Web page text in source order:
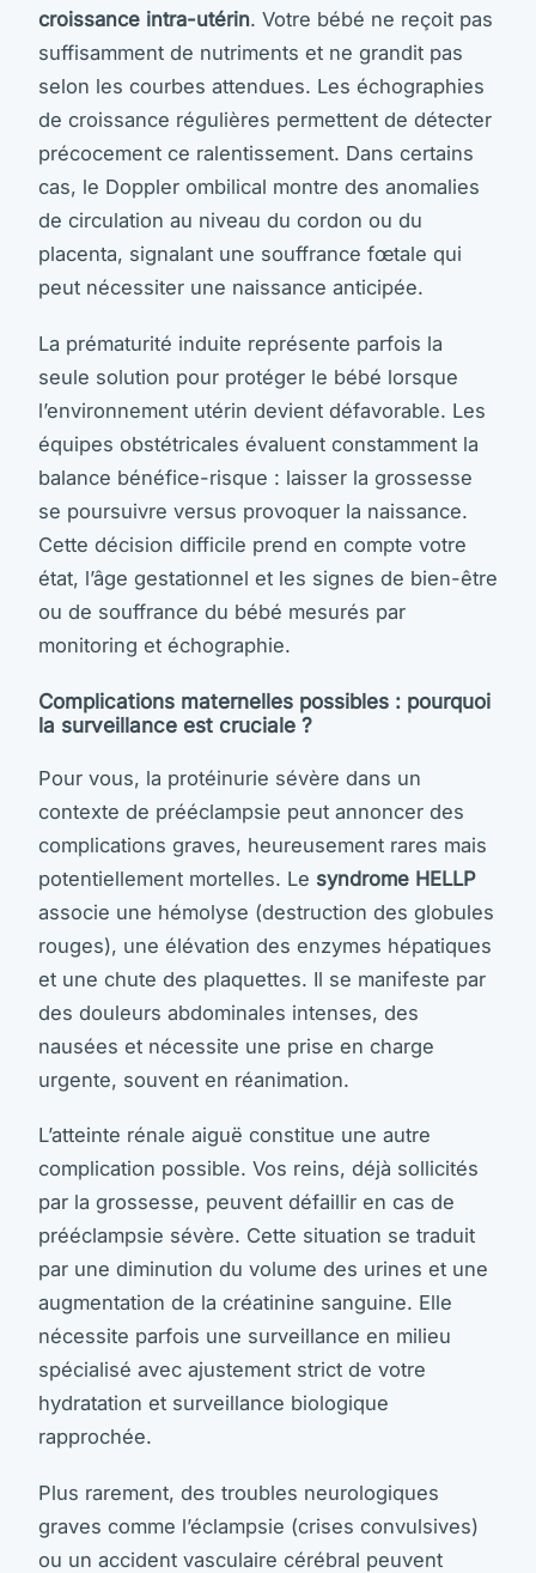
croissance intra-utérin. Votre bébé ne reçoit pas
suffisamment de nutriments et ne grandit pas
selon les courbes attendues. Les échographies
de croissance régulières permettent de détecter
précocement ce ralentissement. Dans certains
cas, le Doppler ombilical montre des anomalies
de circulation au niveau du cordon ou du
placenta, signalant une souffrance fœtale qui
peut nécessiter une naissance anticipée.
La prématurité induite représente parfois la
seule solution pour protéger le bébé lorsque
l’environnement utérin devient défavorable. Les
équipes obstétricales évaluent constamment la
balance bénéfice-risque : laisser la grossesse
se poursuivre versus provoquer la naissance.
Cette décision difficile prend en compte votre
état, l’âge gestationnel et les signes de bien-être
ou de souffrance du bébé mesurés par
monitoring et échographie.
Complications maternelles possibles : pourquoi
la surveillance est cruciale ?
Pour vous, la protéinurie sévère dans un
contexte de prééclampsie peut annoncer des
complications graves, heureusement rares mais
potentiellement mortelles. Le syndrome HELLP
associe une hémolyse (destruction des globules
rouges), une élévation des enzymes hépatiques
et une chute des plaquettes. Il se manifeste par
des douleurs abdominales intenses, des
nausées et nécessite une prise en charge
urgente, souvent en réanimation.
L’atteinte rénale aiguë constitue une autre
complication possible. Vos reins, déjà sollicités
par la grossesse, peuvent défaillir en cas de
prééclampsie sévère. Cette situation se traduit
par une diminution du volume des urines et une
augmentation de la créatinine sanguine. Elle
nécessite parfois une surveillance en milieu
spécialisé avec ajustement strict de votre
hydratation et surveillance biologique
rapprochée.
Plus rarement, des troubles neurologiques
graves comme l’éclampsie (crises convulsives)
ou un accident vasculaire cérébral peuvent